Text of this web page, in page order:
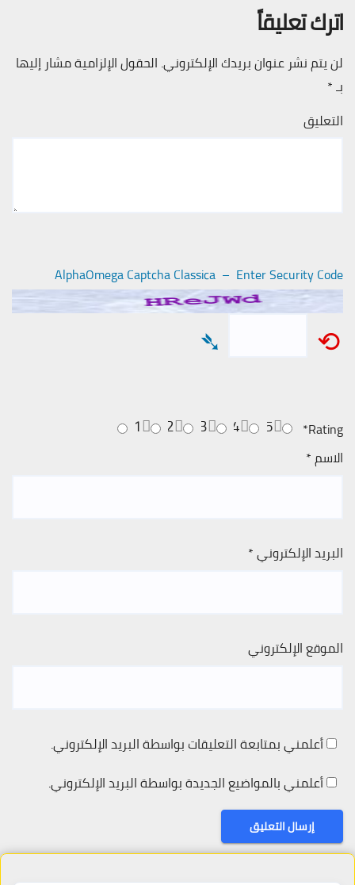
اترك تعليقاً
لن يتم نشر عنوان بريدك الإلكتروني. الحقول الإلزامية مشار إليها
بـ*
التعليق
AlphaOmega Captcha Classica – Enter Security Code
⟲
➴
Rating
*
5
4
3
2
1
الاسم*
البريد الإلكتروني*
الموقع الإلكتروني
أعلمني بمتابعة التعليقات بواسطة البريد الإلكتروني.
أعلمني بالمواضيع الجديدة بواسطة البريد الإلكتروني.